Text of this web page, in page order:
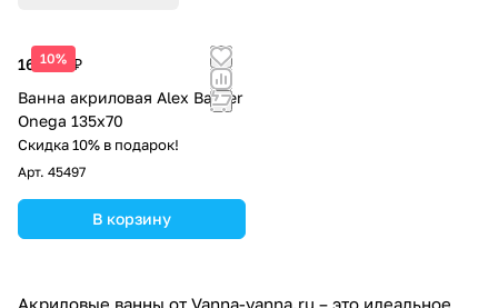
10%
16 436 ₽
Ванна акриловая Alex Baitler
Onega 135x70
Скидка 10% в подарок!
Арт. 45497
В корзину
Акриловые ванны от Vanna-vanna.ru – это идеальное